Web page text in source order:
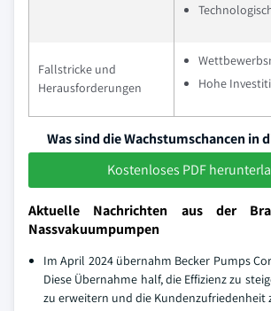
Fallstricke und
Herausforderungen
Hohe
Was sind die Wachstumschancen in
Kostenloses PDF
Aktuelle Nachrichten aus der
Nassvakuumpumpen
Im April 2024 übernahm Becker Pumps
Diese Übernahme half, die Effizienz zu
zu erweitern und die Kundenzufriedenheit